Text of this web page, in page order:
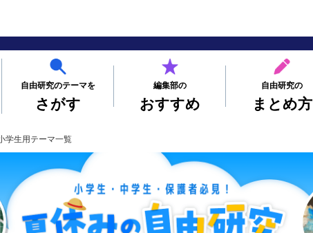
自由研究のテーマを
さがす
編集部の
おすすめ
自由研究の
まとめ方
学生用テーマ一覧